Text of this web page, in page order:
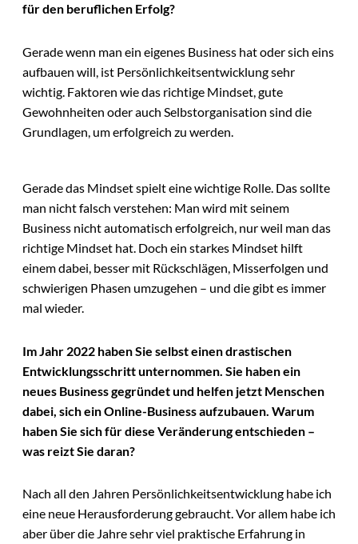
für den beruflichen Erfolg?
Gerade wenn man ein eigenes Business hat oder sich eins
aufbauen will, ist Persönlichkeitsentwicklung sehr
wichtig. Faktoren wie das richtige Mindset, gute
Gewohnheiten oder auch Selbstorganisation sind die
Grundlagen, um erfolgreich zu werden.
Gerade das Mindset spielt eine wichtige Rolle. Das sollte
man nicht falsch verstehen: Man wird mit seinem
Business nicht automatisch erfolgreich, nur weil man das
richtige Mindset hat. Doch ein starkes Mindset hilft
einem dabei, besser mit Rückschlägen, Misserfolgen und
schwierigen Phasen umzugehen – und die gibt es immer
mal wieder.
Im Jahr 2022 haben Sie selbst einen drastischen
Entwicklungsschritt unternommen. Sie haben ein
neues Business gegründet und helfen jetzt Menschen
dabei, sich ein Online-Business aufzubauen. Warum
haben Sie sich für diese Veränderung entschieden –
was reizt Sie daran?
Nach all den Jahren Persönlichkeitsentwicklung habe ich
eine neue Herausforderung gebraucht. Vor allem habe ich
aber über die Jahre sehr viel praktische Erfahrung in